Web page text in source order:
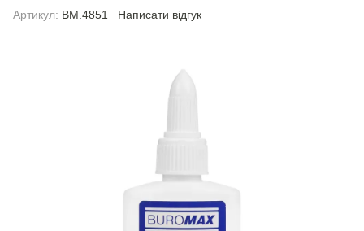
Артикул: BM.4851 Написати відгук